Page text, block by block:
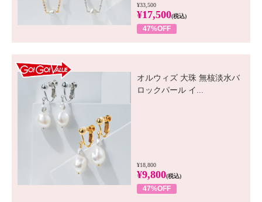
¥33,500
¥17,500(税込)
47%OFF
オルウィズ 大珠 無核淡水バ
ロックパール イ...
¥18,800
¥9,800(税込)
47%OFF